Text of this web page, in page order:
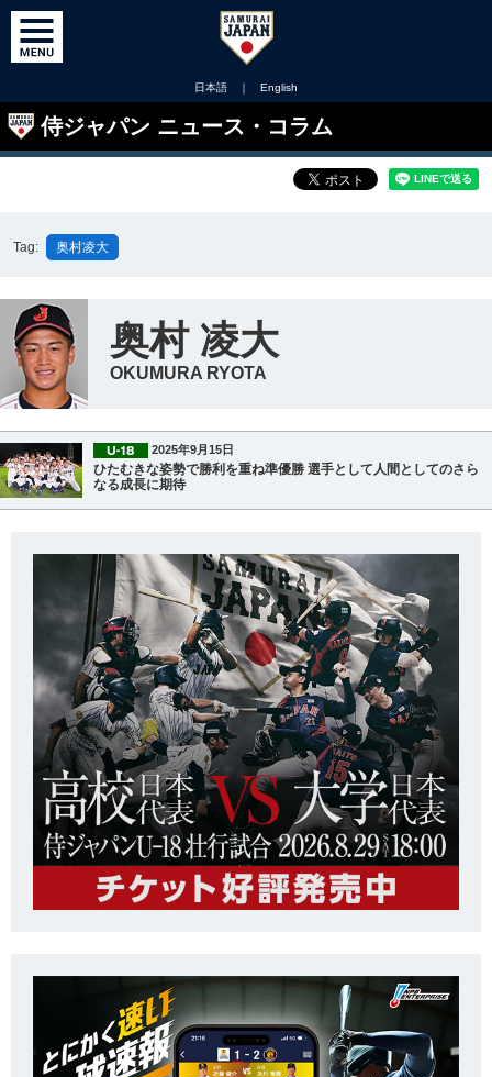
日本語 ｜ English
侍ジャパン ニュース・コラム
Tag: 奥村凌大
奥村 凌大
OKUMURA RYOTA
2025年9月15日
ひたむきな姿勢で勝利を重ね準優勝 選手として人間としてのさら
なる成長に期待